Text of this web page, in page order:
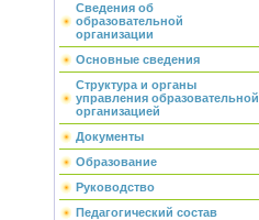
Сведения об
образовательной
организации
Основные сведения
Структура и органы
управления образовательной
организацией
Документы
Образование
Руководство
Педагогический состав